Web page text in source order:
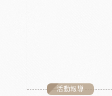
活動報導